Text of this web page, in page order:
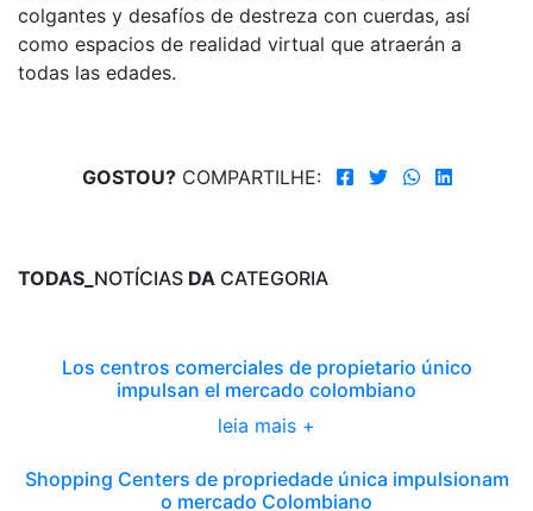
colgantes y desafíos de destreza con cuerdas, así
como espacios de realidad virtual que atraerán a
todas las edades.
GOSTOU?COMPARTILHE:
TODAS_ NOTÍCIAS DA CATEGORIA
Los centros comerciales de propietario único
impulsan el mercado colombiano
leia mais +
Shopping Centers de propriedade única impulsionam
o mercado Colombiano